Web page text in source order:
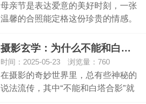
母亲节是表达爱意的美好时刻，一张
温馨的合照能定格这份珍贵的情感。
摄影玄学：为什么不能和白塔合影
时间：2025-05-23 浏览量：760
在摄影的奇妙世界里，总有些神秘的
说法流传，其中“不能和白塔合影”就